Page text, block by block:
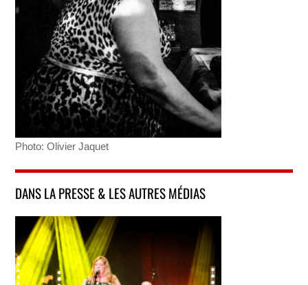
Photo: Olivier Jaquet
DANS LA PRESSE & LES AUTRES MÉDIAS